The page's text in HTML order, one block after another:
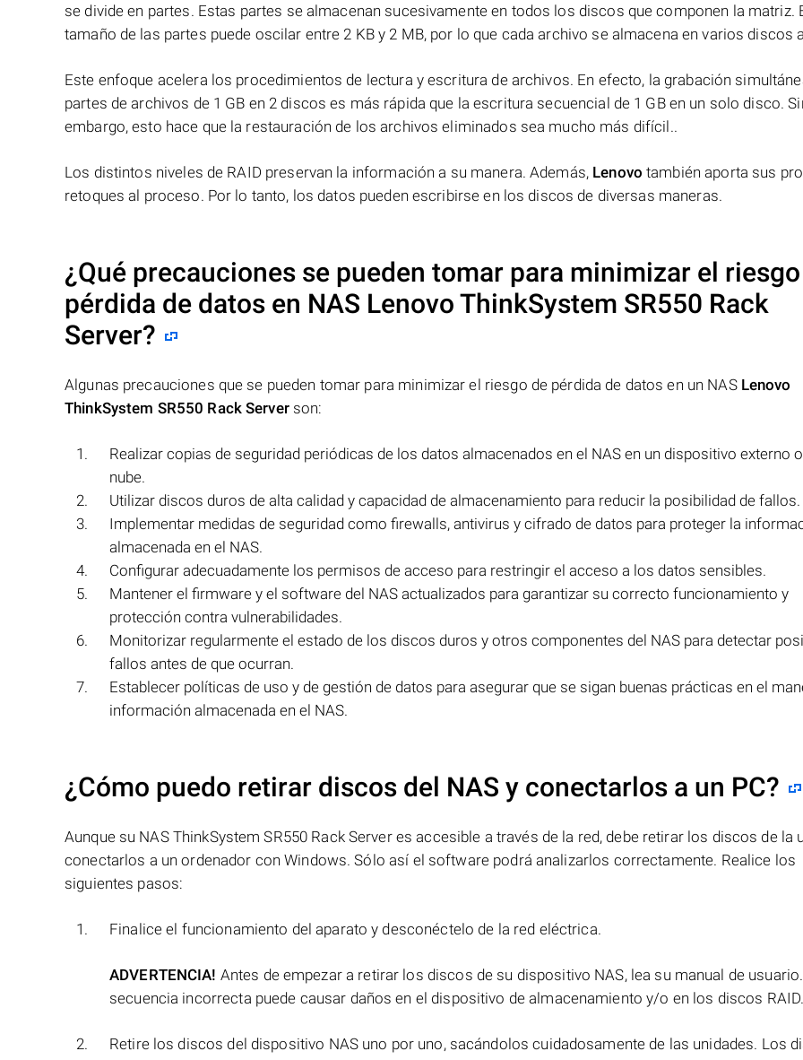
se divide en partes. Estas partes se almacenan sucesivamente en todos los discos que componen la matriz.
tamaño de las partes puede oscilar entre 2 KB y 2 MB, por lo que cada archivo se almacena en varios discos
Este enfoque acelera los procedimientos de lectura y escritura de archivos. En efecto, la grabación
partes de archivos de 1 GB en 2 discos es más rápida que la escritura secuencial de 1 GB en un solo disco.
embargo, esto hace que la restauración de los archivos eliminados sea mucho más difícil..
Los distintos niveles de RAID preservan la información a su manera. Además, Lenovo también aporta sus
retoques al proceso. Por lo tanto, los datos pueden escribirse en los discos de diversas maneras.
¿Qué precauciones se pueden tomar para minimizar el
pérdida de datos en NAS Lenovo ThinkSystem SR550 Rack
Server?
Algunas precauciones que se pueden tomar para minimizar el riesgo de pérdida de datos en un NAS Lenovo
ThinkSystem SR550 Rack Serverson:
Realizar copias de seguridad periódicas de los datos almacenados en el NAS en un dispositivo externo
nube.
Utilizar discos duros de alta calidad y capacidad de almacenamiento para reducir la posibilidad de fallos.
Implementar medidas de seguridad como firewalls, antivirus y cifrado de datos para proteger la
almacenada en el NAS.
Configurar adecuadamente los permisos de acceso para restringir el acceso a los datos sensibles.
Mantener el firmware y el software del NAS actualizados para garantizar su correcto funcionamiento y
protección contra vulnerabilidades.
Monitorizar regularmente el estado de los discos duros y otros componentes del NAS para detectar
fallos antes de que ocurran.
Establecer políticas de uso y de gestión de datos para asegurar que se sigan buenas prácticas en el
información almacenada en el NAS.
¿Cómo puedo retirar discos del NAS y conectarlos a un PC?
Aunque su NAS ThinkSystem SR550 Rack Server es accesible a través de la red, debe retirar los discos de la
conectarlos a un ordenador con Windows. Sólo así el software podrá analizarlos correctamente. Realice los
siguientes pasos:
Finalice el funcionamiento del aparato y desconéctelo de la red eléctrica.
ADVERTENCIA! Antes de empezar a retirar los discos de su dispositivo NAS, lea su manual de
secuencia incorrecta puede causar daños en el dispositivo de almacenamiento y/o en los discos
Retire los discos del dispositivo NAS uno por uno, sacándolos cuidadosamente de las unidades. Los